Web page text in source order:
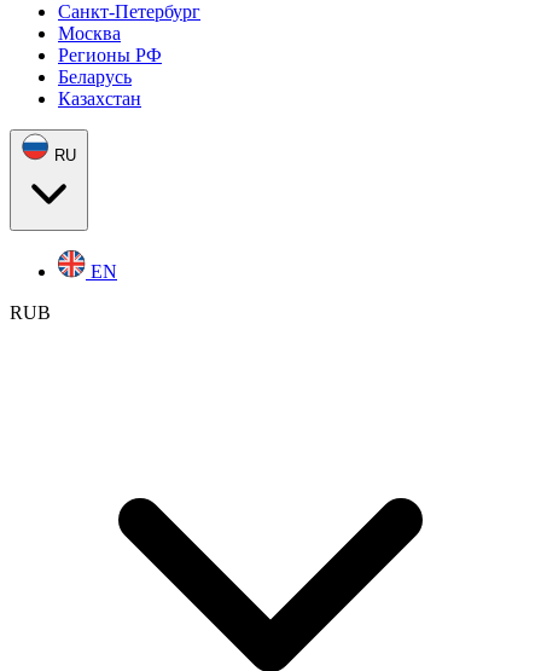
Санкт-Петербург
Москва
Регионы РФ
Беларусь
Казахстан
RU
EN
RUB